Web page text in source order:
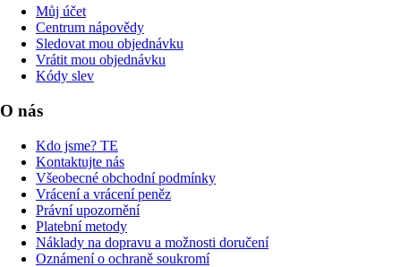
Můj účet
Centrum nápovědy
Sledovat mou objednávku
Vrátit mou objednávku
Kódy slev
O nás
Kdo jsme? TE
Kontaktujte nás
Všeobecné obchodní podmínky
Vrácení a vrácení peněz
Právní upozornění
Platební metody
Náklady na dopravu a možnosti doručení
Oznámení o ochraně soukromí